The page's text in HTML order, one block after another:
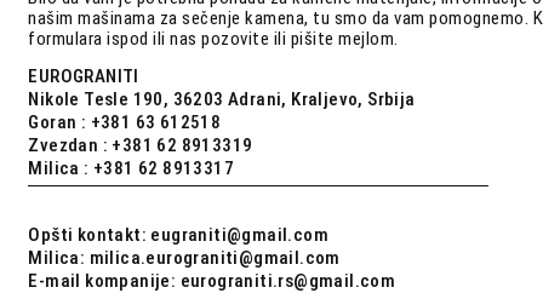
našim mašinama za sečenje kamena, tu smo da vam
formulara ispod ili nas pozovite ili pišite mejlom.
EUROGRANITI
Nikole Tesle 190, 36203 Adrani, Kraljevo, Srbija
Goran : +381 63 612518
Zvezdan : +381 62 8913319
Milica : +381 62 8913317
Opšti kontakt: eugraniti@gmail.com
Milica: milica.eurograniti@gmail.com
E-mail kompanije: eurograniti.rs@gmail.com